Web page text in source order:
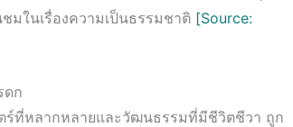
มในเรื่องความเป็นธรรมชาติ [Source:
ดก
ตร์ที่หลากหลายและวัฒนธรรมที่มีชีวิตชีวา ถูก